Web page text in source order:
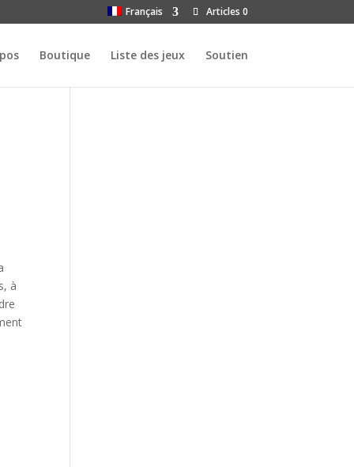
Français Articles 0
Boutique Liste des jeux Soutien
à